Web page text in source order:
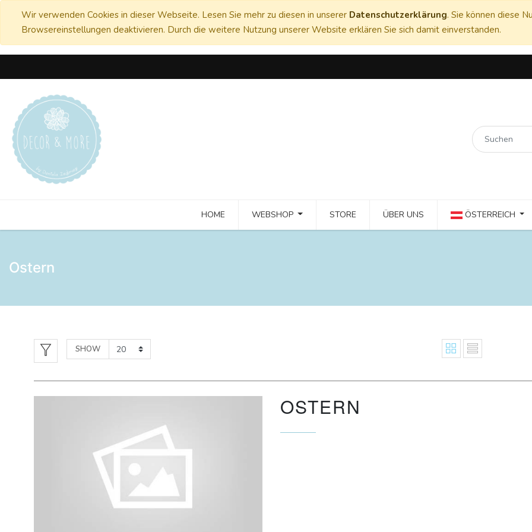
Wir verwenden Cookies in dieser Webseite. Lesen Sie mehr zu diesen in unserer Datenschutzerklärung. Sie können diese
Browsereinstellungen deaktivieren. Durch die weitere Nutzung unserer Website erklären Sie sich damit einverstanden.
HOME WEBSHOP STORE ÜBER UNS ÖSTERREICH
Ostern
SHOW
OSTERN